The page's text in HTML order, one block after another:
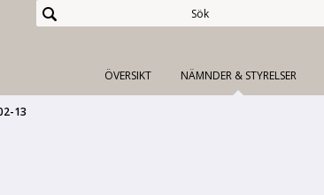
ÖVERSIKT NÄMNDER & STYRELSER
13